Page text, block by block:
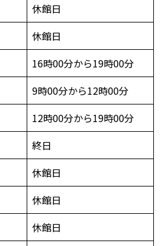
休館日
休館日
16時00分から19時00分
9時00分から12時00分
12時00分から19時00分
終日
休館日
休館日
休館日